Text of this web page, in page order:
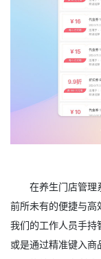
在养生门店管理
前所未有的便捷与高
我们的工作人员手持
或是通过精准键入